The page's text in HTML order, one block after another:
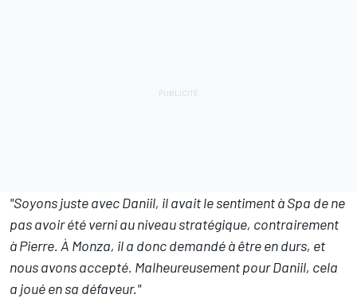
"Soyons juste avec Daniil, il avait le sentiment à Spa de ne
pas avoir été verni au niveau stratégique, contrairement
à Pierre. À Monza, il a donc demandé à être en durs, et
nous avons accepté. Malheureusement pour Daniil, cela
a joué en sa défaveur."